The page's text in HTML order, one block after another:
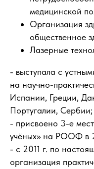
медицинской
Организация
общественное
Лазерные
- выступала с
на научно-
Испании, Греции,
Португалии, Сербии;
- присвоено 3-е
учёных» на РООФ в
- с 2011 г. по
организация